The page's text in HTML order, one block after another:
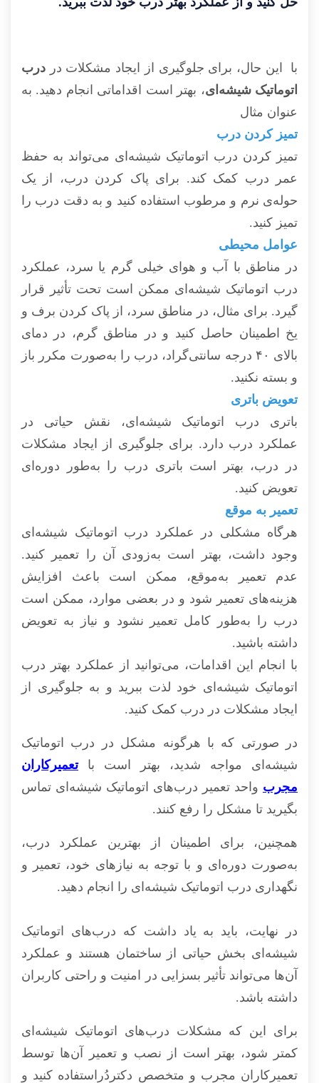
با این حال، برای جلوگیری از ایجاد مشکلات در درب
اتوماتیک شیشه‌ای، بهتر است اقداماتی انجام دهید. به
عنوان مثال
تمیز کردن درب
تمیز کردن درب اتوماتیک شیشه‌ای می‌تواند به حفظ
عمر درب کمک کند. برای پاک کردن درب، از یک
حوله‌ی نرم و مرطوب استفاده کنید و به دقت درب را
تمیز کنید.
عوامل محیطی
در مناطق با آب و هوای خیلی گرم یا سرد، عملکرد
درب اتوماتیک شیشه‌ای ممکن است تحت تأثیر قرار
گیرد. برای مثال، در مناطق سرد، از پاک کردن برف و
یخ اطمینان حاصل کنید و در مناطق گرم، در دمای
بالای ۴۰ درجه سانتی‌گراد، درب را به‌صورت مکرر باز
و بسته نکنید.
تعویض باتری
باتری درب اتوماتیک شیشه‌ای، نقش حیاتی در
عملکرد درب دارد. برای جلوگیری از ایجاد مشکلات
در درب، بهتر است باتری درب را به‌طور دوره‌ای
تعویض کنید.
تعمیر به موقع
هرگاه مشکلی در عملکرد درب اتوماتیک شیشه‌ای
وجود داشت، بهتر است به‌زودی آن را تعمیر کنید.
عدم تعمیر به‌موقع، ممکن است باعث افزایش
هزینه‌های تعمیر شود و در بعضی موارد، ممکن است
درب را به‌طور کامل تعمیر نشود و نیاز به تعویض
داشته باشید.
با انجام این اقدامات، می‌توانید از عملکرد بهتر درب
اتوماتیک شیشه‌ای خود لذت ببرید و به جلوگیری از
ایجاد مشکلات در درب کمک کنید.
در صورتی که با هرگونه مشکل در درب اتوماتیک
شیشه‌ای مواجه شدید، بهتر است باتعمیرکاران
مجرب واحد تعمیر درب‌های اتوماتیک شیشه‌ای تماس
بگیرید تا مشکل را رفع کنند.
همچنین، برای اطمینان از بهترین عملکرد درب،
به‌صورت دوره‌ای و با توجه به نیازهای خود، تعمیر و
نگهداری درب اتوماتیک شیشه‌ای را انجام دهید.
در نهایت، باید به یاد داشت که درب‌های اتوماتیک
شیشه‌ای بخش حیاتی از ساختمان هستند و عملکرد
آن‌ها می‌تواند تأثیر بسزایی در امنیت و راحتی کاربران
داشته باشد.
برای این که مشکلات درب‌های اتوماتیک شیشه‌ای
کمتر شود، بهتر است از نصب و تعمیر آن‌ها توسط
تعمیرکاران مجرب و متخصص دکتردُراستفاده کنید و